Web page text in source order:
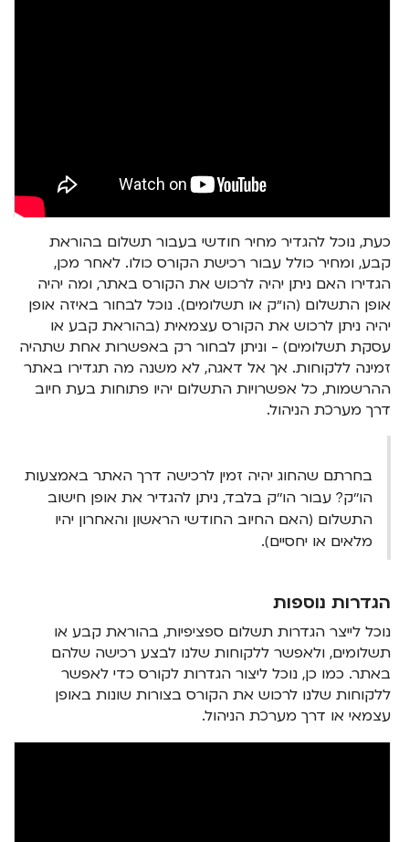
כעת, נוכל להגדיר מחיר חודשי בעבור תשלום בהוראת
קבע, ומחיר כולל עבור רכישת הקורס כולו. לאחר מכן,
הגדירו האם ניתן יהיה לרכוש את הקורס באתר, ומה יהיה
אופן התשלום (הו״ק או תשלומים). נוכל לבחור באיזה אופן
יהיה ניתן לרכוש את הקורס עצמאית (בהוראת קבע או
עסקת תשלומים) - וניתן לבחור רק באפשרות אחת שתהיה
זמינה ללקוחות. אך אל דאגה, לא משנה מה תגדירו באתר
ההרשמות, כל אפשרויות התשלום יהיו פתוחות בעת חיוב
דרך מערכת הניהול.
בחרתם שהחוג יהיה זמין לרכישה דרך האתר באמצעות
הו׳׳ק? עבור הו׳׳ק בלבד, ניתן להגדיר את אופן חישוב
התשלום (האם החיוב החודשי הראשון והאחרון יהיו
מלאים או יחסיים).
הגדרות נוספות
נוכל לייצר הגדרות תשלום ספציפיות, בהוראת קבע או
תשלומים, ולאפשר ללקוחות שלנו לבצע רכישה שלהם
באתר. כמו כן, נוכל ליצור הגדרות לקורס כדי לאפשר
ללקוחות שלנו לרכוש את הקורס בצורות שונות באופן
עצמאי או דרך מערכת הניהול.